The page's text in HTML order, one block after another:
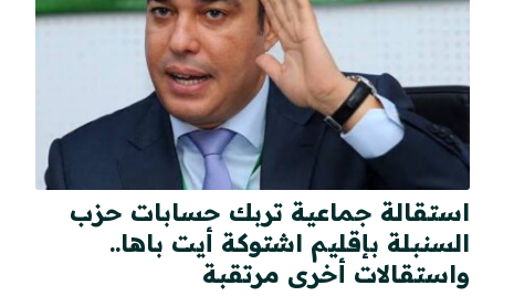
استقالة جماعية تربك حسابات حزب
السنبلة بإقليم اشتوكة أيت باها..
واستقالات أخرى مرتقبة